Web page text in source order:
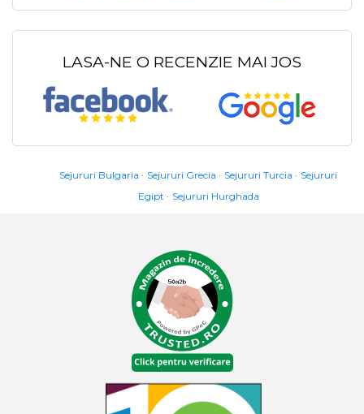
LASA-NE O RECENZIE MAI JOS
Sejururi Bulgaria Sejururi Grecia Sejururi Turcia
Sejururi
Egipt
Sejururi Hurghada